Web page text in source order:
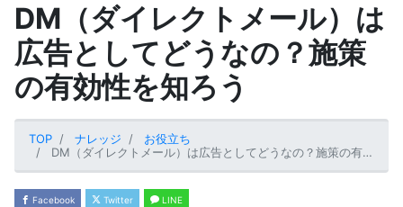
DM（ダイレクトメール）は
広告としてどうなの？施策
の有効性を知ろう
TOP ナレッジ
お役立ち
DM（ダイレクトメール）は広告としてどうなの？施策の有効性を知ろう
Facebook Twitter LINE